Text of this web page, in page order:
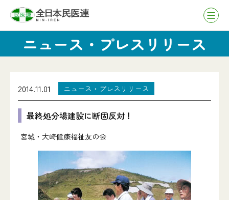
ニュース・プレスリリース
2014.11.01 ニュース・プレスリリース
最終処分場建設に断固反対！
宮城・大崎健康福祉友の会